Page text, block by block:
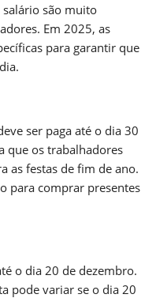
salário são muito
Em 2025, as
para garantir que
ser paga até o dia 30
que os trabalhadores
as festas de fim de ano.
para comprar presentes
o dia 20 de dezembro.
pode variar se o dia 20